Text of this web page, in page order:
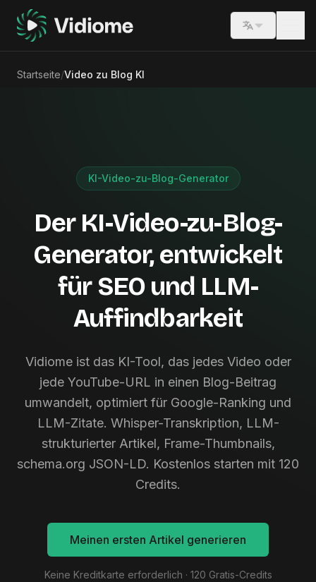
Switch
Startseite/Video zu Blog KI
KI-Video-zu-Blog-Generator
Der KI-Video-zu-Blog-
Generator, entwickelt
für SEO und LLM-
Auffindbarkeit
Vidiome ist das KI-Tool, das jedes Video oder
jede YouTube-URL in einen Blog-Beitrag
umwandelt, optimiert für Google-Ranking und
LLM-Zitate. Whisper-Transkription, LLM-
strukturierter Artikel, Frame-Thumbnails,
schema.org JSON-LD. Kostenlos starten mit 120
Credits.
Meinen ersten Artikel generieren
Keine Kreditkarte erforderlich · 120 Gratis-Credits